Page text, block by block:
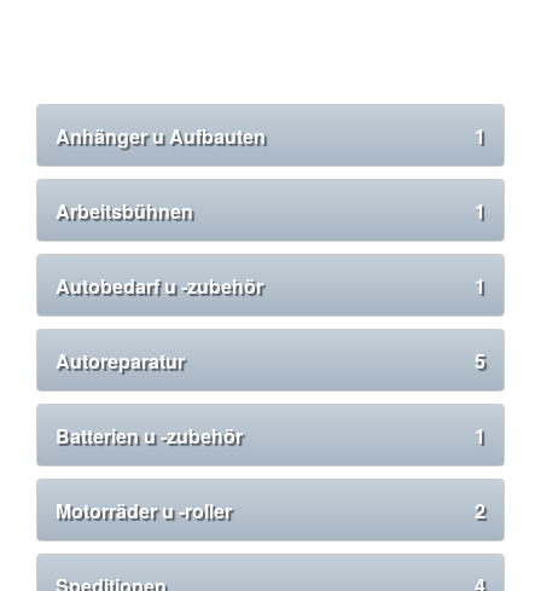
Anhänger u Aufbauten 1
Arbeitsbühnen 1
Autobedarf u -zubehör 1
Autoreparatur 5
Batterien u -zubehör 1
Motorräder u -roller 2
Speditionen 4